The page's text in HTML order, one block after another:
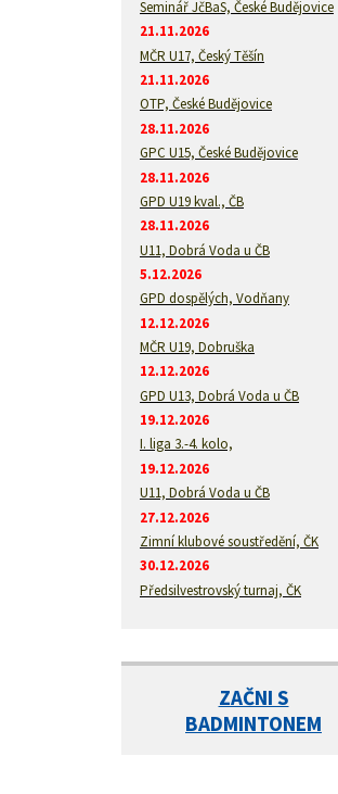
Seminář JčBaS, České Budějovice
21.11.2026
MČR U17, Český Těšín
21.11.2026
OTP, České Budějovice
28.11.2026
GPC U15, České Budějovice
28.11.2026
GPD U19 kval., ČB
28.11.2026
U11, Dobrá Voda u ČB
5.12.2026
GPD dospělých, Vodňany
12.12.2026
MČR U19, Dobruška
12.12.2026
GPD U13, Dobrá Voda u ČB
19.12.2026
I. liga 3.-4. kolo,
19.12.2026
U11, Dobrá Voda u ČB
27.12.2026
Zimní klubové soustředění, ČK
30.12.2026
Předsilvestrovský turnaj, ČK
ZAČNI S
BADMINTONEM